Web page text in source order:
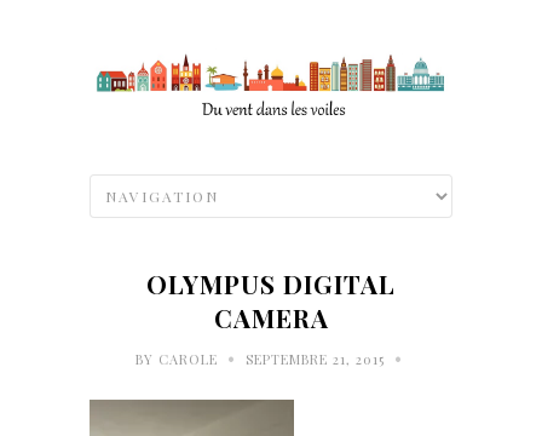
OLYMPUS DIGITAL
CAMERA
BY CAROLE • SEPTEMBRE 21, 2015 •